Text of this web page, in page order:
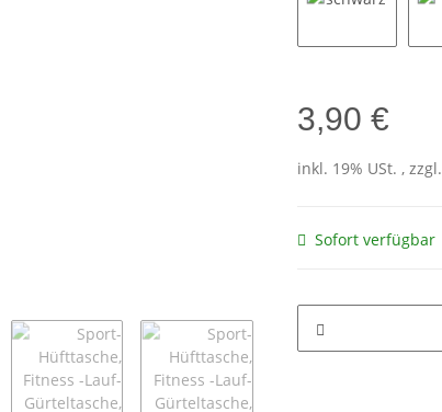
3,90 €
inkl. 19% USt. , zzgl.
Sofort verfügbar